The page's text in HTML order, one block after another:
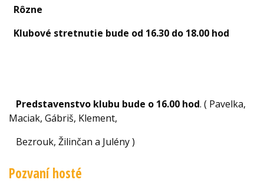
Rôzne
Klubové stretnutie bude od 16.30 do 18.00 hod
Predstavenstvo klubu bude o 16.00 hod. ( Pavelka,
Maciak, Gábriš, Klement,
Bezrouk, Žilinčan a Julény )
Pozvaní hosté